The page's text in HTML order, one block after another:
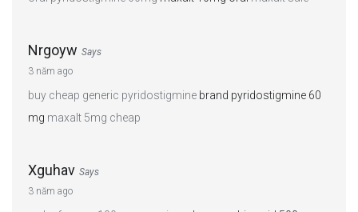
Nrgoyw Says
3 năm ago
buy cheap generic pyridostigmine brand pyridostigmine 60
mg maxalt 5mg cheap
Xguhav Says
3 năm ago